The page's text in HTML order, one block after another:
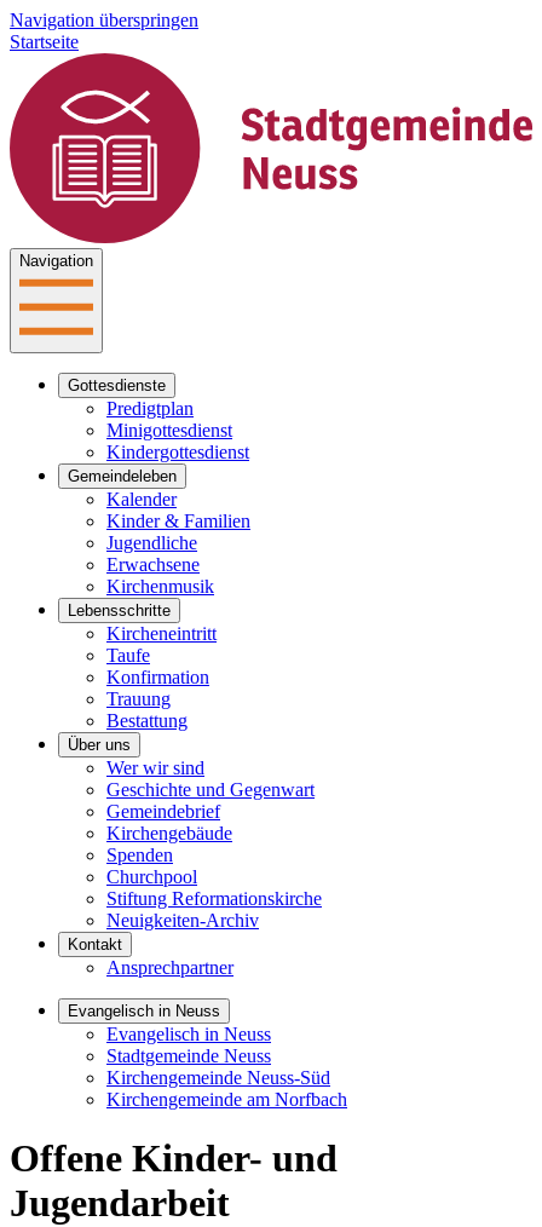
Navigation überspringen
Startseite
Navigation
Gottesdienste
Predigtplan
Minigottesdienst
Kindergottesdienst
Gemeindeleben
Kalender
Kinder & Familien
Jugendliche
Erwachsene
Kirchenmusik
Lebensschritte
Kircheneintritt
Taufe
Konfirmation
Trauung
Bestattung
Über uns
Wer wir sind
Geschichte und Gegenwart
Gemeindebrief
Kirchengebäude
Spenden
Churchpool
Stiftung Reformationskirche
Neuigkeiten-Archiv
Kontakt
Ansprechpartner
Evangelisch in Neuss
Evangelisch in Neuss
Stadtgemeinde Neuss
Kirchengemeinde Neuss-Süd
Kirchengemeinde am Norfbach
Offene Kinder- und
Jugendarbeit